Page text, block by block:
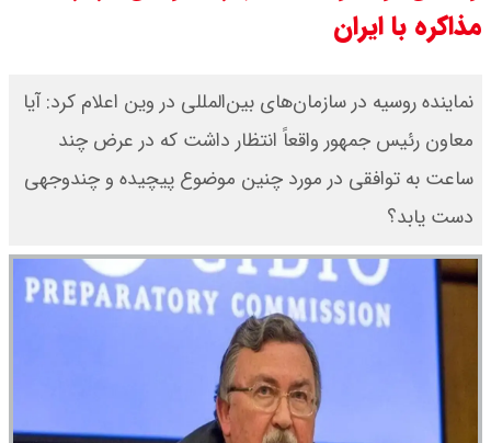
سی ان ان گزارش داد : ترامپ ۲ سنگر
سنتی جمهوری‌خواهان را از دست می
دهد؟
یک ادعا: برخی مالکان اجاره بها را ۶۰
درصد افزایش می دهند
مذاکره با ایران
نماینده روسیه در سازمان‌های بین‌المللی در وین اعلام کرد: آیا
معاون رئیس جمهور واقعاً انتظار داشت که در عرض چند
ساعت به توافقی در مورد چنین موضوع پیچیده و چندوجهی
دست یابد؟